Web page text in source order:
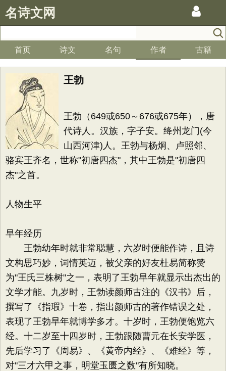
名诗文网
首页 诗文 名句 作者 古籍
王勃
王勃（649或650～676或675年），唐
代诗人。汉族，字子安。绛州龙门(今
山西河津)人。王勃与杨炯、卢照邻、
骆宾王齐名，世称"初唐四杰"，其中王勃是"初唐四
杰"之首。
人物生平
早年经历
王勃幼年时就非常聪慧，六岁时便能作诗，且诗
文构思巧妙，词情英迈，被父亲的好友杜易简称赞
为"王氏三株树"之一，表明了王勃早年就显示出杰出的
文学才能。九岁时，王勃读颜师古注的《汉书》后，
撰写了《指瑕》十卷，指出颜师古的著作错误之处，
表现了王勃早年就博学多才。十岁时，王勃便饱览六
经。十二岁至十四岁时，王勃跟随曹元在长安学医，
先后学习了《周易》、《黄帝内经》、《难经》等，
对"三才六甲之事，明堂玉匮之数"有所知晓。